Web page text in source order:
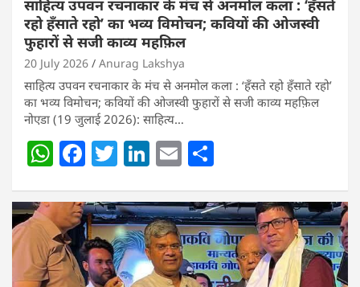
साहित्य उपवन रचनाकार के मंच से अनमोल कला : ‘हॅंसते
रहो हॅंसाते रहो’ का भव्य विमोचन; कवियों की ओजस्वी
फुहारों से सजी काव्य महफ़िल
20 July 2026 Anurag Lakshya
साहित्य उपवन रचनाकार के मंच से अनमोल कला : ‘हॅंसते रहो हॅंसाते रहो’
का भव्य विमोचन; कवियों की ओजस्वी फुहारों से सजी काव्य महफ़िल
नोएडा (19 जुलाई 2026): साहित्य…
W
at
s
A
F
c
e
b
T
itt
er
Li
k
e
dI
E
ai
l
ar
e